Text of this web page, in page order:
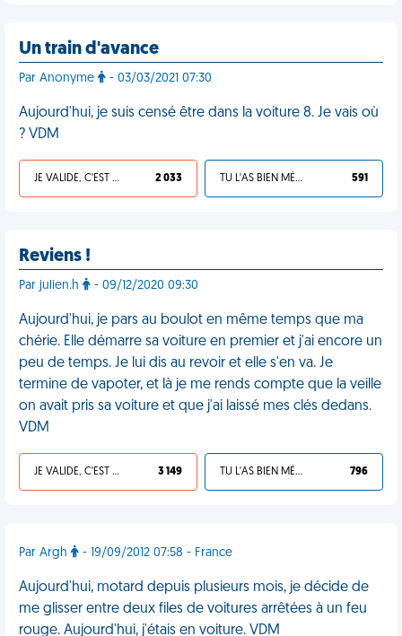
Un train d'avance
Par Anonyme - 03/03/2021 07:30
Aujourd'hui, je suis censé être dans la voiture 8. Je vais où
? VDM
JE VALIDE, C'EST UNE VDM 2 033 TU L'AS BIEN MÉRITÉ 591
Reviens !
Par julien.h - 09/12/2020 09:30
Aujourd'hui, je pars au boulot en même temps que ma
chérie. Elle démarre sa voiture en premier et j'ai encore un
peu de temps. Je lui dis au revoir et elle s'en va. Je
termine de vapoter, et là je me rends compte que la veille
on avait pris sa voiture et que j'ai laissé mes clés dedans.
VDM
JE VALIDE, C'EST UNE VDM 3 149 TU L'AS BIEN MÉRITÉ 796
Par Argh - 19/09/2012 07:58 - France
Aujourd'hui, motard depuis plusieurs mois, je décide de
me glisser entre deux files de voitures arrêtées à un feu
rouge. Aujourd'hui, j'étais en voiture. VDM